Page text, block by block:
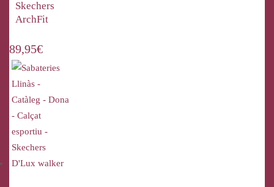
Skechers
ArchFit
89,95€